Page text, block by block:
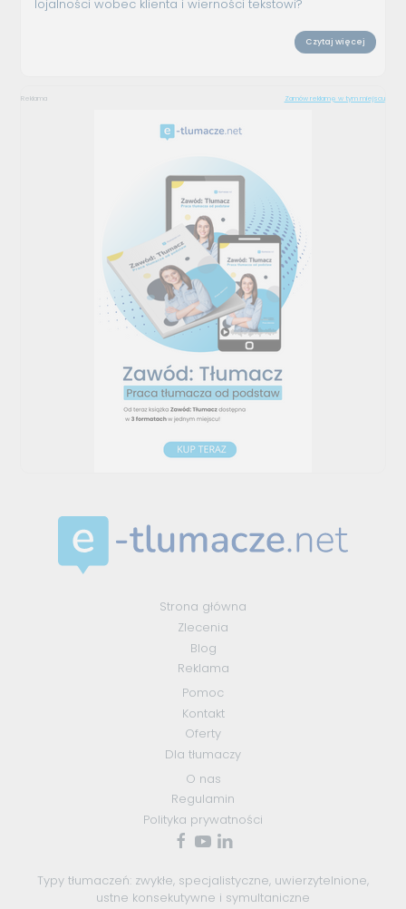
lojalności wobec klienta i wierności tekstowi?
Czytaj więcej
Reklama Zamów reklamę w tym miejscu
Strona główna
Zlecenia
Blog
Reklama
Pomoc
Kontakt
Oferty
Dla tłumaczy
O nas
Regulamin
Polityka prywatności
Typy tłumaczeń: zwykłe, specjalistyczne, uwierzytelnione,
ustne konsekutywne i symultaniczne